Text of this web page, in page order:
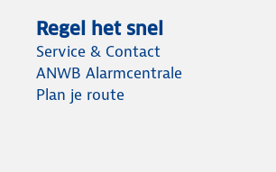
Regel het snel
Service & Contact
ANWB Alarmcentrale
Plan je route